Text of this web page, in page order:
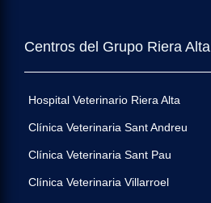
Centros del Grupo Riera Alta
Hospital Veterinario Riera Alta
Clínica Veterinaria Sant Andreu
Clínica Veterinaria Sant Pau
Clínica Veterinaria Villarroel